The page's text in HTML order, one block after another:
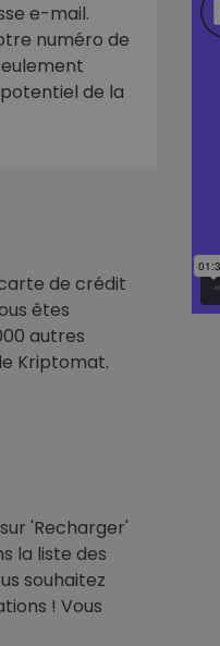
e-mail.
numéro de
de la
de crédit
êtes
autres
Kriptomat.
'Recharger'
la liste des
souhaitez
! Vous